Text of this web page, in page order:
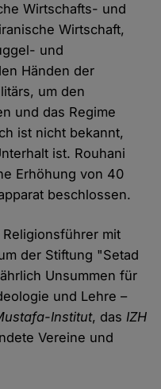
Wirtschafts- und
Wirtschaft,
und
Händen der
um den
und das Regime
ist nicht bekannt,
ist. Rouhani
Erhöhung von 40
beschlossen.
mit
der Stiftung "Setad
Unsummen für
und Lehre –
Institut, dasIZH
Vereine und